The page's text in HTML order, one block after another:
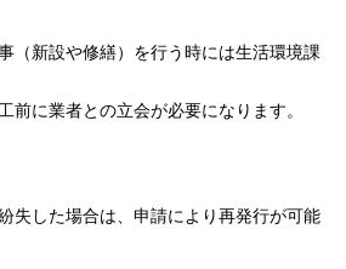
（新設や修繕）を行う時には生活環境課
前に業者との立会が必要になります。
失した場合は、申請により再発行が可能